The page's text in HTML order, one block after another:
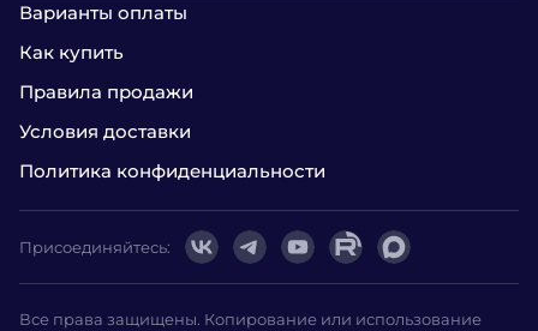
Варианты оплаты
Как купить
Правила продажи
Условия доставки
Политика конфиденциальности
Все права защищены. Копирование или использование
Присоединяйтесь: